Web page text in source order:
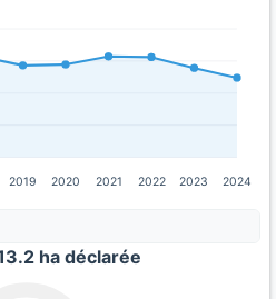
2019 2020 2021 2022 2023 2024
ha déclarée